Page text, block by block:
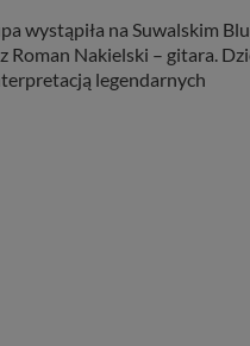
wystąpiła na Suwalskim
Roman Nakielski – gitara.
legendarnych